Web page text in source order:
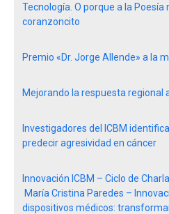
Tecnología. O porque a la Poesía
coranzoncito
Premio «Dr. Jorge Allende» a la
Mejorando la respuesta regional
Investigadores del ICBM
predecir agresividad en cáncer
Innovación ICBM – Ciclo de
María Cristina Paredes –
dispositivos médicos: